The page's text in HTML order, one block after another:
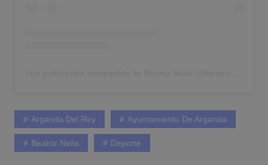
Arganda Del Rey Ayuntamiento De Arganda
Beatriz Neila Deporte